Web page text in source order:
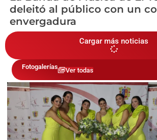
deleitó al público con un
envergadura
Cargar más noticias
Fotogalerías Ver todas